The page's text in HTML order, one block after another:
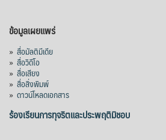
ข้อมูลเผยแพร่
» สื่อมัลติมีเดีย
» สื่อวิดีโอ
» สื่อเสียง
» สื่อสิ่งพิมพ์
» ดาวน์โหลดเอกสาร
ร้องเรียนการทุจริตและประพฤติมิชอบ